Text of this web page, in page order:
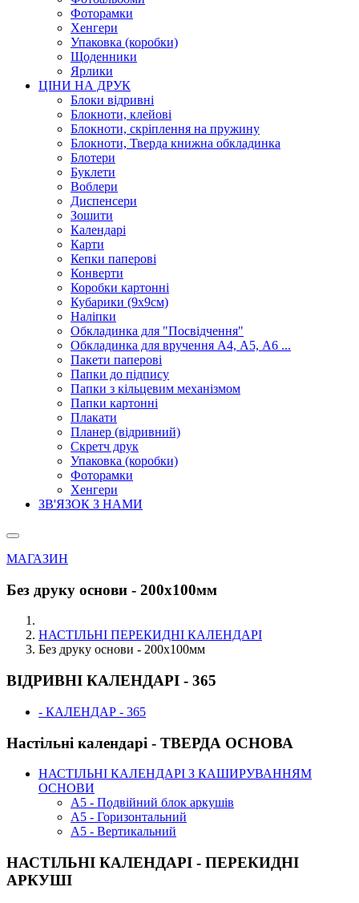
Фоторамки
Хенгери
Упаковка (коробки)
Щоденники
Ярлики
ЦІНИ НА ДРУК
Блоки відривні
Блокноти, клейові
Блокноти, скріплення на пружину
Блокноти, Тверда книжна обкладинка
Блотери
Буклети
Воблери
Диспенсери
Зошити
Календарі
Карти
Кепки паперові
Конверти
Коробки картонні
Кубарики (9х9см)
Наліпки
Обкладинка для "Посвідчення"
Обкладинка для вручення А4, А5, А6 ...
Пакети паперові
Папки до підпису
Папки з кільцевим механізмом
Папки картонні
Плакати
Планер (відривний)
Скретч друк
Упаковка (коробки)
Фоторамки
Хенгери
ЗВ'ЯЗОК З НАМИ
МАГАЗИН
Без друку основи - 200х100мм
НАСТІЛЬНІ ПЕРЕКИДНІ КАЛЕНДАРІ
Без друку основи - 200х100мм
ВІДРИВНІ КАЛЕНДАРІ - 365
- КАЛЕНДАР - 365
Настільні календарі - ТВЕРДА ОСНОВА
НАСТІЛЬНІ КАЛЕНДАРІ З КАШИРУВАННЯМ
ОСНОВИ
А5 - Подвійний блок аркушів
А5 - Горизонтальний
А5 - Вертикальний
НАСТІЛЬНІ КАЛЕНДАРІ - ПЕРЕКИДНІ
АРКУШІ